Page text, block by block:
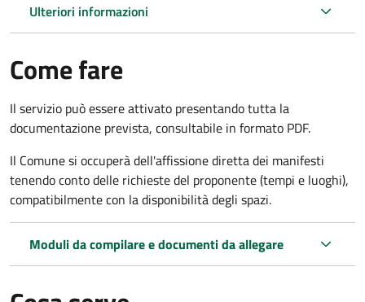
Ulteriori informazioni
Come fare
Il servizio può essere attivato presentando tutta la
documentazione prevista, consultabile in formato PDF.
Il Comune si occuperà dell'affissione diretta dei manifesti
tenendo conto delle richieste del proponente (tempi e luoghi),
compatibilmente con la disponibilità degli spazi.
Moduli da compilare e documenti da allegare